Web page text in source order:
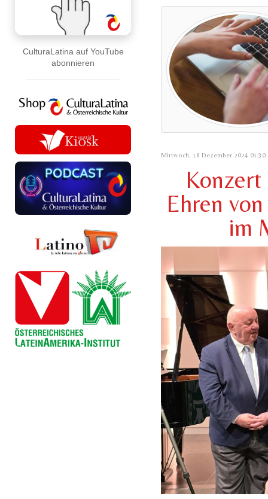
CulturaLatina auf YouTube
abonnieren
Mittwoch, 18 Dezember 2024 01:30
Konzert
Ehren
im